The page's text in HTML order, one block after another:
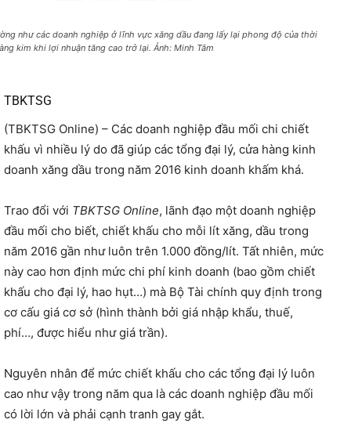
như các doanh nghiệp ở lĩnh vực xăng dầu đang lấy lại phong độ của thời
kim khi lợi nhuận tăng cao trở lại. Ảnh: Minh Tâm
TBKTSG
(TBKTSG Online) – Các doanh nghiệp đầu mối chi chiết
khấu vì nhiều lý do đã giúp các tổng đại lý, cửa hàng kinh
doanh xăng dầu trong năm 2016 kinh doanh khấm khá.
Trao đổi với TBKTSG Online, lãnh đạo một doanh nghiệp
đầu mối cho biết, chiết khấu cho mỗi lít xăng, dầu trong
năm 2016 gần như luôn trên 1.000 đồng/lít. Tất nhiên, mức
này cao hơn định mức chi phí kinh doanh (bao gồm chiết
khấu cho đại lý, hao hụt…) mà Bộ Tài chính quy định trong
cơ cấu giá cơ sở (hình thành bởi giá nhập khẩu, thuế,
phí…, được hiểu như giá trần).
Nguyên nhân để mức chiết khấu cho các tổng đại lý luôn
cao như vậy trong năm qua là các doanh nghiệp đầu mối
có lời lớn và phải cạnh tranh gay gắt.